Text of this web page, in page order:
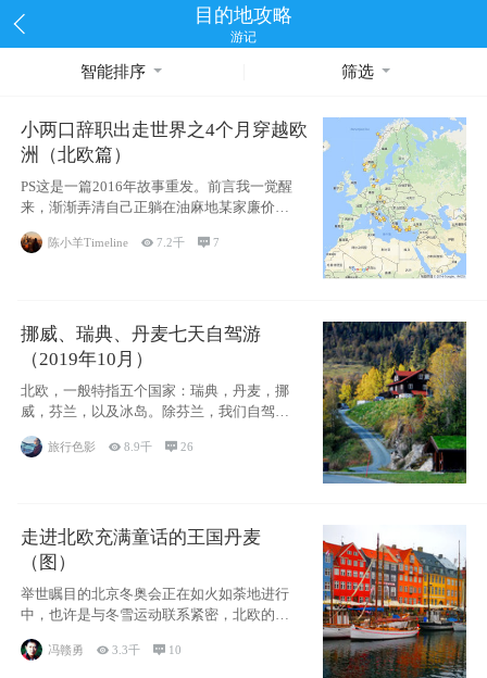
目的地攻略
游记
智能排序 筛选
小两口辞职出走世界之4个月穿越欧
洲（北欧篇）
PS这是一篇2016年故事重发。前言我一觉醒
来，渐渐弄清自己正躺在油麻地某家廉价宾
馆
陈小羊Timeline 7.2千 7
挪威、瑞典、丹麦七天自驾游
（2019年10月）
北欧，一般特指五个国家：瑞典，丹麦，挪
威，芬兰，以及冰岛。除芬兰，我们自驾游
旅行色影 8.9千 26
走进北欧充满童话的王国丹麦
（图）
举世瞩目的北京冬奥会正在如火如荼地进行
中，也许是与冬雪运动联系紧密，北欧的一
些国家因
冯赣勇 3.3千  10